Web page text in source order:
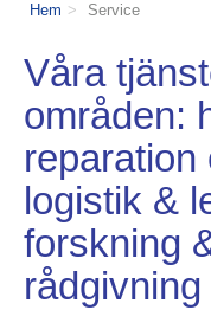
Hem Service
Våra
områden:
reparation
logistik &
forskning